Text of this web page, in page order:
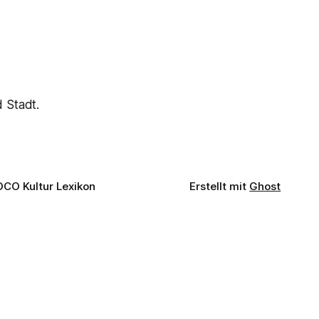
Stadt.
Kultur Lexikon Erstellt mit Ghost